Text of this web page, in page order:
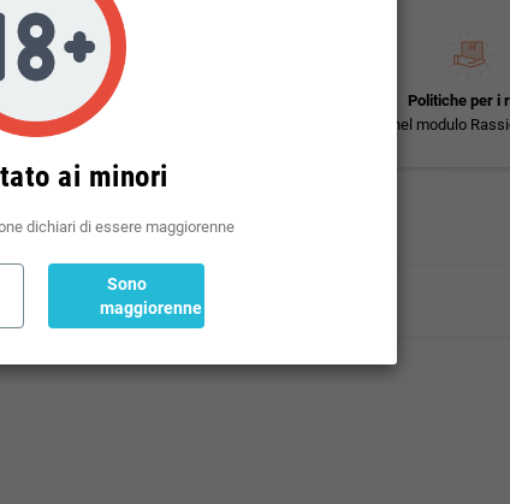
per le spedizioni
Rassicurazioni cliente)
Politiche per i
(modificale nel modulo
ai minori
dichiari di essere maggiorenne
Sono
maggiorenne